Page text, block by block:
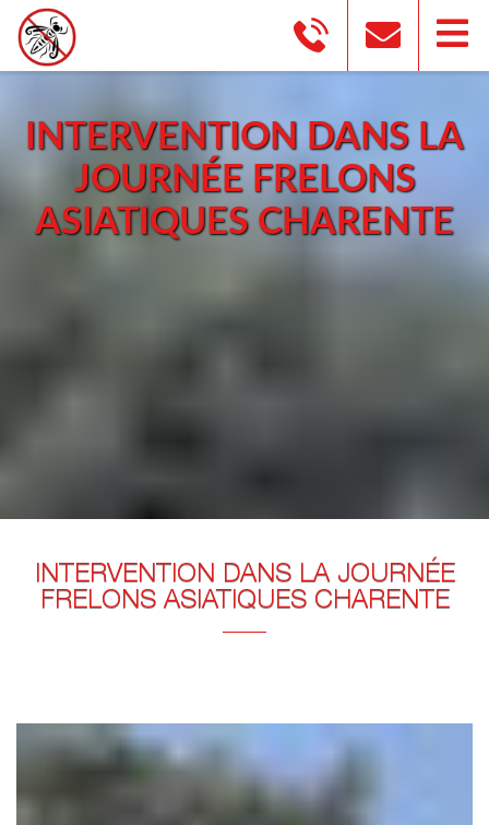
INTERVENTION DANS LA
JOURNÉE FRELONS
ASIATIQUES CHARENTE
INTERVENTION DANS LA JOURNÉE
FRELONS ASIATIQUES CHARENTE